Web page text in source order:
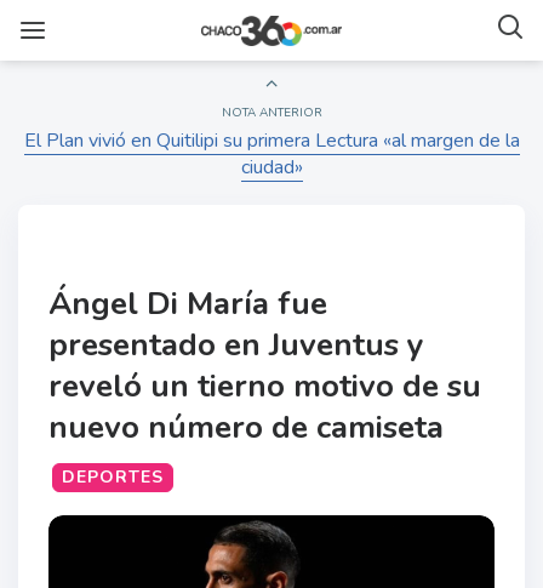
NOTA ANTERIOR
El Plan vivió en Quitilipi su primera Lectura «al margen de la
ciudad»
Ángel Di María fue
presentado en Juventus y
reveló un tierno motivo de su
nuevo número de camiseta
DEPORTES